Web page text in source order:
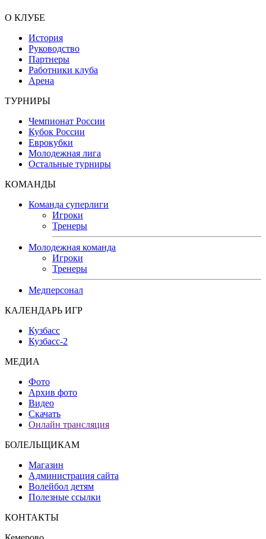
О КЛУБЕ
История
Руководство
Партнеры
Работники клуба
Арена
ТУРНИРЫ
Чемпионат России
Кубок России
Еврокубки
Молодежная лига
Остальные турниры
КОМАНДЫ
Команда суперлиги
Игроки
Тренеры
Молодежная команда
Игроки
Тренеры
Медперсонал
КАЛЕНДАРЬ ИГР
Кузбасс
Кузбасс-2
МЕДИА
Фото
Архив фото
Видео
Скачать
Онлайн трансляция
БОЛЕЛЬЩИКАМ
Магазин
Администрация сайта
Волейбол детям
Полезные ссылки
КОНТАКТЫ